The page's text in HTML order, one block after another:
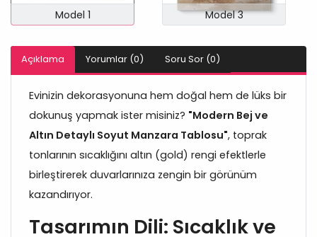
Model 1 Model 3
Açıklama Yorumlar (0) Soru Sor (0)
Evinizin dekorasyonuna hem doğal hem de lüks bir
dokunuş yapmak ister misiniz? "Modern Bej ve
Altın Detaylı Soyut Manzara Tablosu", toprak
tonlarının sıcaklığını altın (gold) rengi efektlerle
birleştirerek duvarlarınıza zengin bir görünüm
kazandırıyor.
Tasarımın Dili: Sıcaklık ve